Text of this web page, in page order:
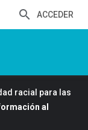
ACCEDER
racial para las
al